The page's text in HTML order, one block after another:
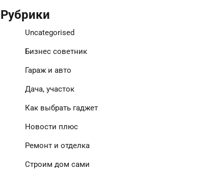
Рубрики
Uncategorised
Бизнес советник
Гараж и авто
Дача, участок
Как выбрать гаджет
Новости плюс
Ремонт и отделка
Строим дом сами